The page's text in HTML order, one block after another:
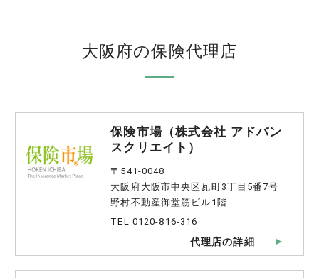
大阪府の保険代理店
保険市場（株式会社 アドバン
スクリエイト）
〒541-0048
大阪府大阪市中央区瓦町3丁目5番7号
野村不動産御堂筋ビル1階
TEL 0120-816-316
代理店の詳細